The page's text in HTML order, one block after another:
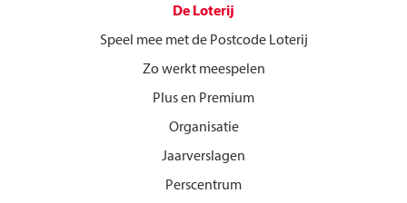
De Loterij
Speel mee met de Postcode Loterij
Zo werkt meespelen
Plus en Premium
Organisatie
Jaarverslagen
Perscentrum